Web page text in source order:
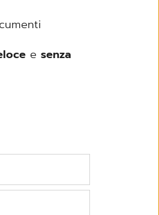
e senza